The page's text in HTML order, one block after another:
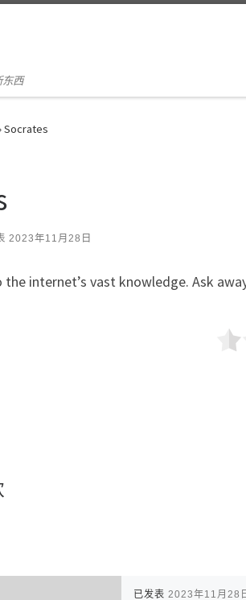
东西
Socrates
2023年11月28日
the internet’s vast knowledge. Ask
已发表 2023年11月28